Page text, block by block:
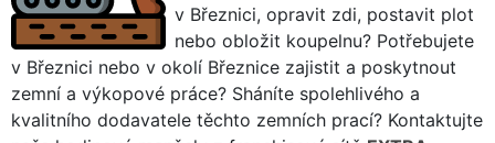
v Březnici, opravit zdi, postavit plot
nebo obložit koupelnu? Potřebujete
v Březnici nebo v okolí Březnice zajistit a poskytnout
zemní a výkopové práce? Sháníte spolehlivého a
kvalitního dodavatele těchto zemních prací? Kontaktujte